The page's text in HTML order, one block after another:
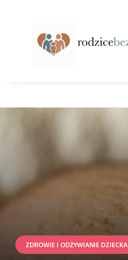
ZDROWIE I ODŻYWIANIE DZIECKA